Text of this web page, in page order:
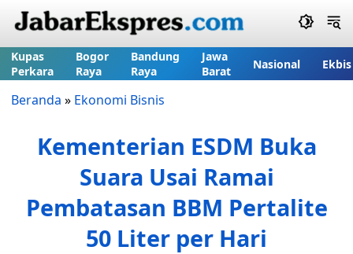
Kupas
Perkara
Bogor
Raya
Bandung
Raya
Jawa
Barat
Nasional Ekbis
Beranda » Ekonomi Bisnis
Kementerian ESDM Buka
Suara Usai Ramai
Pembatasan BBM Pertalite
50 Liter per Hari